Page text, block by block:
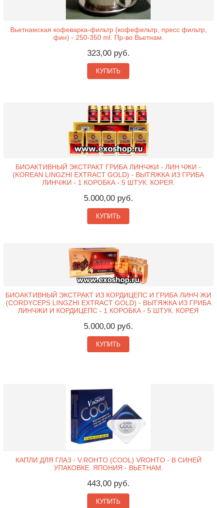
Вьетнамская кофеварка-фильтр (кофефильтр, пресс фильтр,
фин) - 250-350 ml. Пр-во Вьетнам.
323,00 руб.
КУПИТЬ
БИОАКТИВНЫЙ ЭКСТРАКТ ГРИБА ЛИНЧЖИ - ЛИН ЧЖИ -
(KOREAN LINGZHI EXTRACT GOLD) - ВЫТЯЖКА ИЗ ГРИБА
ЛИНЧЖИ - 1 КОРОБКА - 5 ШТУК. КОРЕЯ.
5.000,00 руб.
КУПИТЬ
БИОАКТИВНЫЙ ЭКСТРАКТ ИЗ КОРДИЦЕПС И ГРИБА ЛИНЧ ЖИ
(CORDYCEPS LINGZHI EXTRACT GOLD) - ВЫТЯЖКА ИЗ ГРИБА
ЛИНЧЖИ И КОРДИЦЕПС - 1 КОРОБКА - 5 ШТУК. КОРЕЯ
5.000,00 руб.
КУПИТЬ
КАПЛИ ДЛЯ ГЛАЗ - V.ROHTO (COOL) VROHTO - В СИНЕЙ
УПАКОВКЕ. ЯПОНИЯ - ВЬЕТНАМ.
443,00 руб.
КУПИТЬ